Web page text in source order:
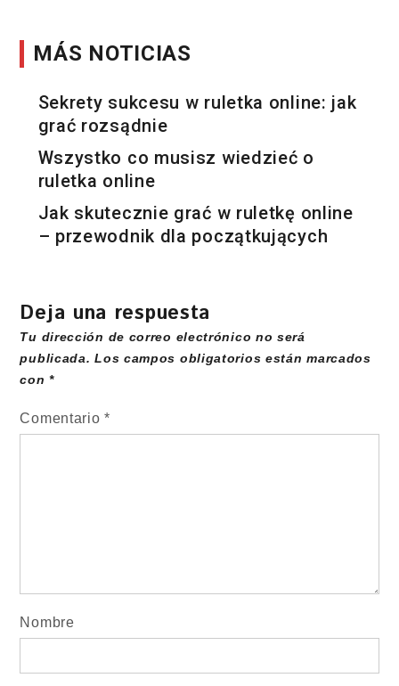
MÁS NOTICIAS
Sekrety sukcesu w ruletka online: jak
grać rozsądnie
Wszystko co musisz wiedzieć o
ruletka online
Jak skutecznie grać w ruletkę online
– przewodnik dla początkujących
Deja una respuesta
Tu dirección de correo electrónico no será
publicada. Los campos obligatorios están marcados
con*
Comentario*
Nombre